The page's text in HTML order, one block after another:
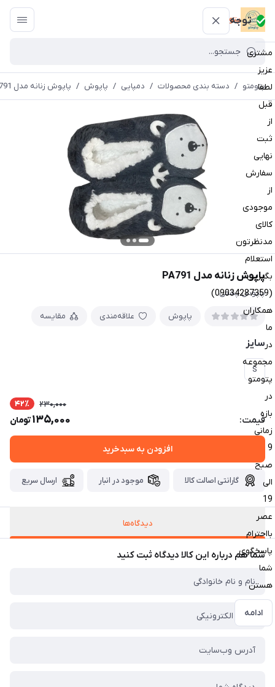
توجه
مشتری
عزیز
لطفا
قبل
از
ثبت
نهایی
سفارش
از
موجودی
کالای
مدنظرتون
استعلام
بگیرین
(09034287359)
همکاران
ما
در
مجموعه
پتومتو
در
بازه
زمانی
9
صبح
الی
19
عصر
بااحترام
پاسخگوی
شما
هستن
ادامه
پتومتو
پتومتو / دسته بندی محصولات / دمپایی / پاپوش / پاپوش زنانه مدل PA791
پاپوش زنانه مدل PA791
پاپوش پشمی
پاپوش علاقه‌مندی مقایسه
سایز
S
قیمت:
230,000 42٪
135,000تومان
افزودن به سبدخرید
گارانتی اصالت کالا موجود در انبار ارسال سریع
دیدگاه‌ها
شما هم درباره این کالا دیدگاه ثبت کنید